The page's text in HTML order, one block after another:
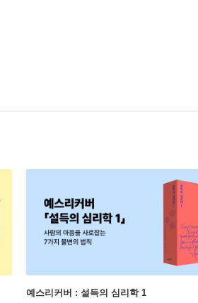
예스리커버 : 설득의 심리학 1